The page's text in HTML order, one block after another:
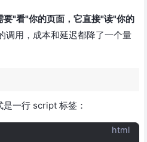
"看"你的页面，它直接"读"你的
调用，成本和延迟都降了一个量
一行 script 标签：
html